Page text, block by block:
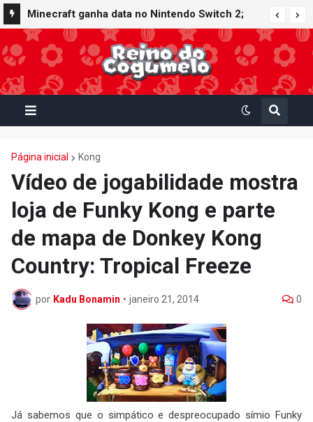
Minecraft ganha data no Nintendo Switch 2;
Super Mario Mash-Up receberá atualização
gráfica exclusiva
Página inicial Kong
Vídeo de jogabilidade mostra
loja de Funky Kong e parte
de mapa de Donkey Kong
Country: Tropical Freeze
por Kadu Bonamin • janeiro 21, 2014 0
Já sabemos que o simpático e despreocupado símio Funky